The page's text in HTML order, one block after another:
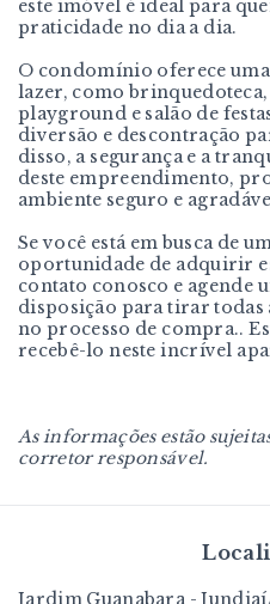
este imóvel é ideal para
praticidade no dia a dia.
O condomínio oferece
lazer, como
playground e salão de
diversão e descontração
disso, a segurança e a
deste empreendimento,
ambiente seguro e
Se você está em busca de
oportunidade de adquirir
contato conosco e agende
disposição para tirar todas
no processo de compra..
recebê-lo neste incrível
As informações estão
corretor responsável.
Jardim Guanabara -